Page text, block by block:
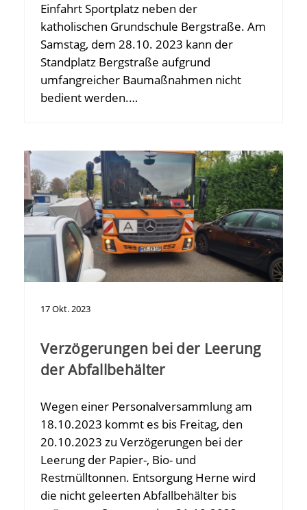
Einfahrt Sportplatz neben der
katholischen Grundschule Bergstraße. Am
Samstag, dem 28.10. 2023 kann der
Standplatz Bergstraße aufgrund
umfangreicher Baumaßnahmen nicht
bedient werden.…
17Okt. 2023
Verzögerungen bei der Leerung
der Abfallbehälter
Wegen einer Personalversammlung am
18.10.2023 kommt es bis Freitag, den
20.10.2023 zu Verzögerungen bei der
Leerung der Papier-, Bio- und
Restmülltonnen. Entsorgung Herne wird
die nicht geleerten Abfallbehälter bis